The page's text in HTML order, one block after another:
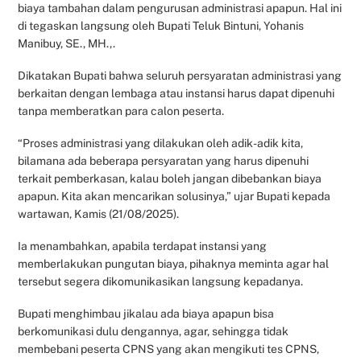
biaya tambahan dalam pengurusan administrasi apapun. Hal ini
di tegaskan langsung oleh Bupati Teluk Bintuni, Yohanis
Manibuy, SE., MH.,.
Dikatakan Bupati bahwa seluruh persyaratan administrasi yang
berkaitan dengan lembaga atau instansi harus dapat dipenuhi
tanpa memberatkan para calon peserta.
“Proses administrasi yang dilakukan oleh adik-adik kita,
bilamana ada beberapa persyaratan yang harus dipenuhi
terkait pemberkasan, kalau boleh jangan dibebankan biaya
apapun. Kita akan mencarikan solusinya,” ujar Bupati kepada
wartawan, Kamis (21/08/2025).
Ia menambahkan, apabila terdapat instansi yang
memberlakukan pungutan biaya, pihaknya meminta agar hal
tersebut segera dikomunikasikan langsung kepadanya.
Bupati menghimbau jikalau ada biaya apapun bisa
berkomunikasi dulu dengannya, agar, sehingga tidak
membebani peserta CPNS yang akan mengikuti tes CPNS,